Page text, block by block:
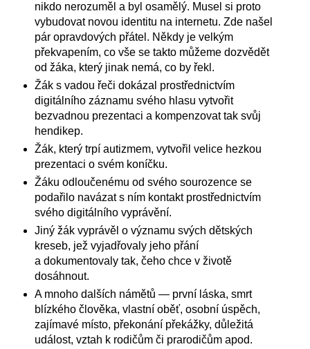
nikdo nerozuměl a byl osamělý. Musel si proto
vybudovat novou identitu na internetu. Zde našel
pár opravdových přátel. Někdy je velkým
překvapením, co vše se takto můžeme dozvědět
od žáka, který jinak nemá, co by řekl.
Žák s vadou řeči dokázal prostřednictvím
digitálního záznamu svého hlasu vytvořit
bezvadnou prezentaci a kompenzovat tak svůj
hendikep.
Žák, který trpí autizmem, vytvořil velice hezkou
prezentaci o svém koníčku.
Žáku odloučenému od svého sourozence se
podařilo navázat s ním kontakt prostřednictvím
svého digitálního vyprávění.
Jiný žák vyprávěl o významu svých dětských
kreseb, jež vyjadřovaly jeho přání
a dokumentovaly tak, čeho chce v životě
dosáhnout.
A mnoho dalších námětů — první láska, smrt
blízkého člověka, vlastní oběť, osobní úspěch,
zajímavé místo, překonání překážky, důležitá
událost, vztah k rodičům či prarodičům apod.